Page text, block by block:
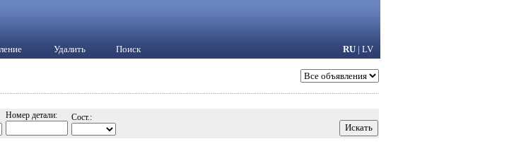
Удалить Поиск RU | LV
Номер детали: Сост.: